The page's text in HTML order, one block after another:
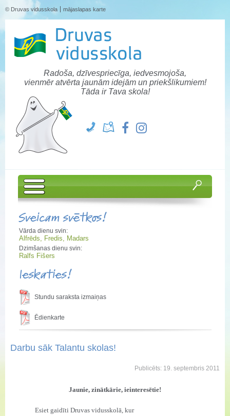
© Druvas vidusskola mājaslapas karte
Radoša, dzīvespriecīga, iedvesmojoša,
vienmēr atvērta jaunām idejām un priekšlikumiem!
Tāda ir Tava skola!
Sveicam svētkos!
Vārda dienu svin:
Alfrēds, Fredis, Madars
Dzimšanas dienu svin:
Ralfs Fišers
Ieskaties!
Stundu saraksta izmaiņas
Ēdienkarte
Darbu sāk Talantu skolas!
Publicēts: 19. septembris 2011
Jaunie, zinātkārie, ieinteresētie!
Esiet gaidīti Druvas vidusskolā, kur